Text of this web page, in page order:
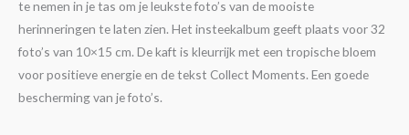
te nemen in je tas om je leukste foto’s van de mooiste
herinneringen te laten zien. Het insteekalbum geeft plaats voor 32
foto’s van 10×15 cm. De kaft is kleurrijk met een tropische bloem
voor positieve energie en de tekst Collect Moments. Een goede
bescherming van je foto’s.